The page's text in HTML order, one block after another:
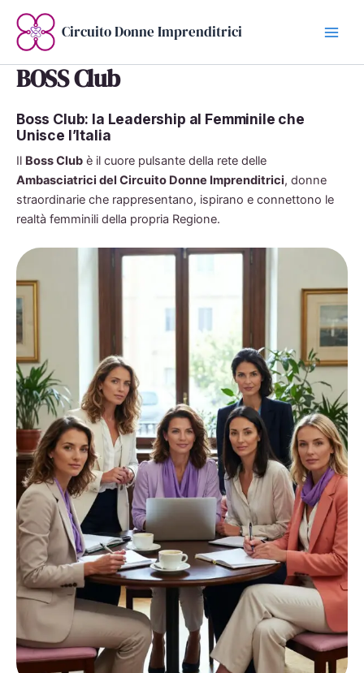
contenuto
Circuito Donne Imprenditrici
BOSS Club
Boss Club: la Leadership al Femminile che
Unisce l’Italia
Il Boss Club è il cuore pulsante della rete delle
Ambasciatrici del Circuito Donne Imprenditrici, donne
straordinarie che rappresentano, ispirano e connettono le
realtà femminili della propria Regione.